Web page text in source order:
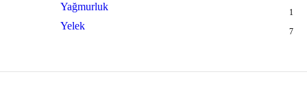
Yağmurluk 1
Yelek 7